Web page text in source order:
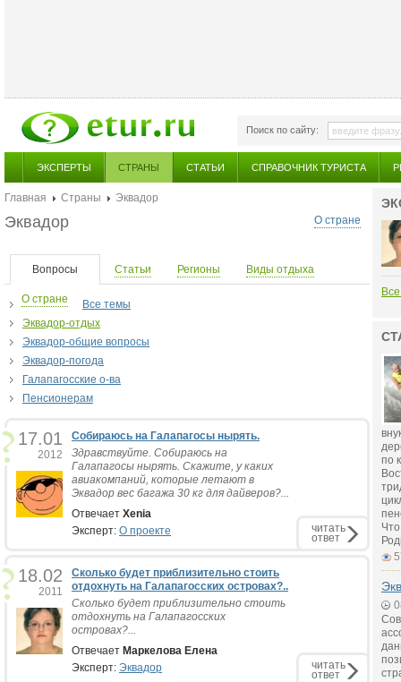
Поиск по сайту:
ЭКСПЕРТЫ СТРАНЫ СТАТЬИ СПРАВОЧНИК ТУРИСТА
Главная Страны
Эквадор
О стране
Эквадор
Вопросы Статьи Регионы Виды отдыха
О стране
Все темы
Эквадор-отдых
Эквадор-общие вопросы
Эквадор-погода
Галапагосские о-ва
Пенсионерам
17.01
2012
Собираюсь на Галапагосы нырять.
Здравствуйте. Собираюсь на
Галапагосы нырять. Скажите, у каких
авиакомпаний, которые летают в
Эквадор вес багажа 30 кг для дайверов?...
Отвечает Xenia
Эксперт: О проекте читать
ответ
18.02
2011
Сколько будет приблизительно стоить
отдохнуть на Галапагосских островах?..
Сколько будет приблизительно стоить
отдохнуть на Галапагосских
островах?...
Отвечает Маркелова Елена
Эксперт: Эквадор читать
ответ
по